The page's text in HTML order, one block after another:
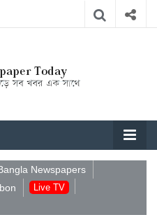
Newspapers
Live TV